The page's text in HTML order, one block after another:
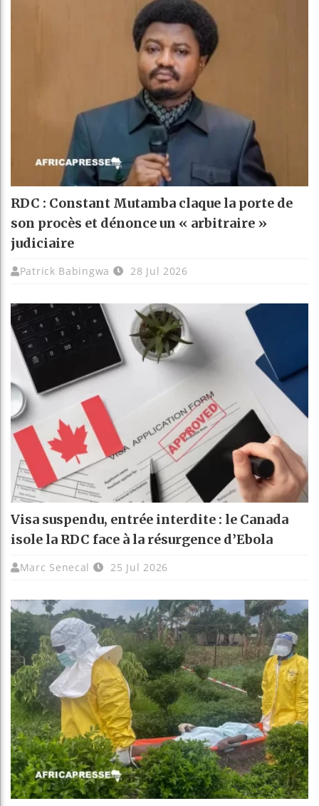
RDC : Constant Mutamba claque la porte de
son procès et dénonce un « arbitraire »
judiciaire
Patrick Babingwa 28 Jul 2026
Visa suspendu, entrée interdite : le Canada
isole la RDC face à la résurgence d’Ebola
Marc Senecal 25 Jul 2026